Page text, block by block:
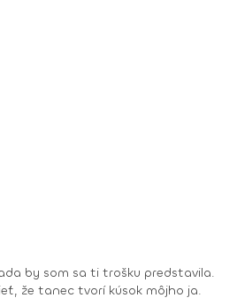
že tanec tvorí kúsok môjho ja.